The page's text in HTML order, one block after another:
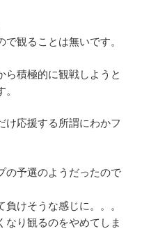
観ることは無いです。
ら積極的に観戦しようと
け応援する所謂にわかフ
の予選のようだったので
けそうな感じに。。。
なり観るのをやめてしま